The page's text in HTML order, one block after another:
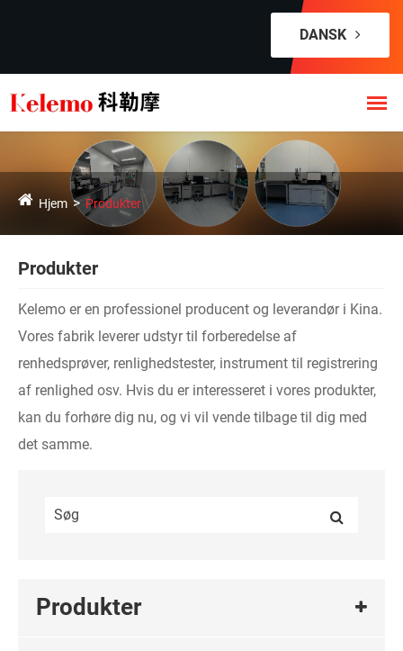
DANSK
Hjem Produkter
Produkter
Kelemo er en professionel producent og leverandør i Kina.
Vores fabrik leverer udstyr til forberedelse af
renhedsprøver, renlighedstester, instrument til registrering
af renlighed osv. Hvis du er interesseret i vores produkter,
kan du forhøre dig nu, og vi vil vende tilbage til dig med
det samme.
Produkter